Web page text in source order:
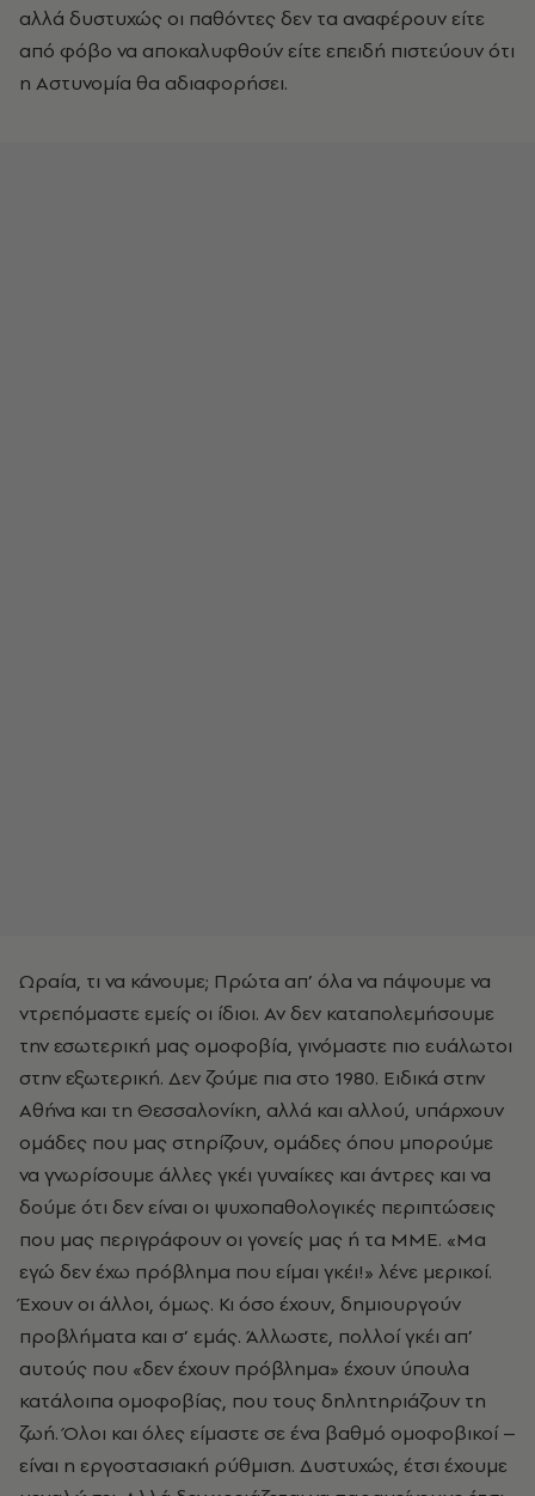
αλλά δυστυχώς οι παθόντες δεν τα αναφέρουν είτε
από φόβο να αποκαλυφθούν είτε επειδή πιστεύουν ότι
η Αστυνομία θα αδιαφορήσει.
Ωραία, τι να κάνουμε; Πρώτα απ’ όλα να πάψουμε να
ντρεπόμαστε εμείς οι ίδιοι. Αν δεν καταπολεμήσουμε
την εσωτερική μας ομοφοβία, γινόμαστε πιο ευάλωτοι
στην εξωτερική. Δεν ζούμε πια στο 1980. Ειδικά στην
Αθήνα και τη Θεσσαλονίκη, αλλά και αλλού, υπάρχουν
ομάδες που μας στηρίζουν, ομάδες όπου μπορούμε
να γνωρίσουμε άλλες γκέι γυναίκες και άντρες και να
δούμε ότι δεν είναι οι ψυχοπαθολογικές περιπτώσεις
που μας περιγράφουν οι γονείς μας ή τα ΜΜΕ. «Μα
εγώ δεν έχω πρόβλημα που είμαι γκέι!» λένε μερικοί.
Έχουν οι άλλοι, όμως. Κι όσο έχουν, δημιουργούν
προβλήματα και σ’ εμάς. Άλλωστε, πολλοί γκέι απ’
αυτούς που «δεν έχουν πρόβλημα» έχουν ύπουλα
κατάλοιπα ομοφοβίας, που τους δηλητηριάζουν τη
ζωή. Όλοι και όλες είμαστε σε ένα βαθμό ομοφοβικοί –
είναι η εργοστασιακή ρύθμιση. Δυστυχώς, έτσι έχουμε